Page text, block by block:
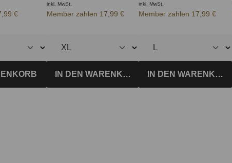
€
inkl. MwSt.
Member zahlen 17,99 €
IN DEN WARENKORB
inkl. MwSt.
Member zahlen 17,99 €
IN DEN WARENKORB